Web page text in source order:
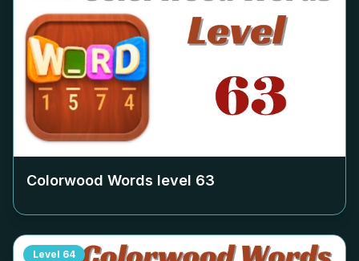
Colorwood Words level 63
Level 64